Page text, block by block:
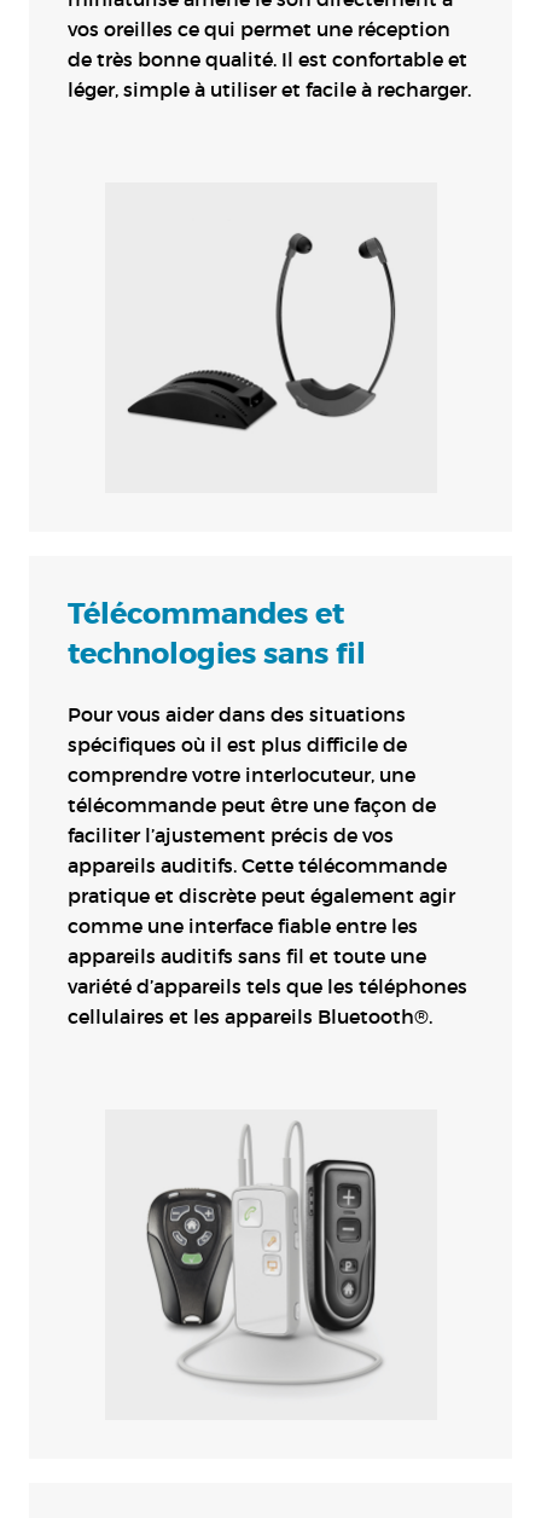
vos oreilles ce qui permet une réception
de très bonne qualité. Il est confortable et
léger, simple à utiliser et facile à recharger.
Télécommandes et
technologies sans fil
Pour vous aider dans des situations
spécifiques où il est plus difficile de
comprendre votre interlocuteur, une
télécommande peut être une façon de
faciliter l’ajustement précis de vos
appareils auditifs. Cette télécommande
pratique et discrète peut également agir
comme une interface fiable entre les
appareils auditifs sans fil et toute une
variété d’appareils tels que les téléphones
cellulaires et les appareils Bluetooth®.